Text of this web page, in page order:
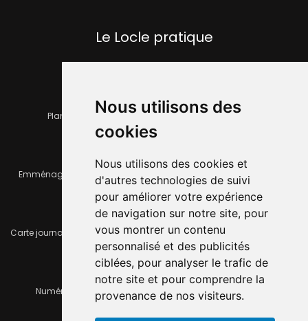
Nous utilisons des
cookies
Nous utilisons des cookies et
d'autres technologies de suivi
pour améliorer votre expérience
de navigation sur notre site, pour
vous montrer un contenu
personnalisé et des publicités
ciblées, pour analyser le trafic de
notre site et pour comprendre la
provenance de nos visiteurs.
Le Locle pratique
Plan de la ville Horaires et services communaux
Emménager ou déménager Infos pratiques
Carte journalière CFF - Flexicard Travaux importants en cours
Numéros d'urgence À louer / à vendre